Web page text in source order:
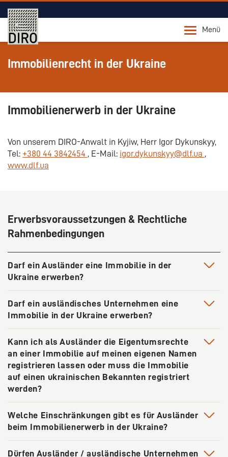
Menü
Immobilienrecht in der Ukraine
Immobilienerwerb in der Ukraine
Von unserem DIRO-Anwalt in Kyjiw, Herr Igor Dykunskyy,
Tel: +380 44 3842454 , E-Mail: igor.dykunskyy@dlf.ua ,
www.dlf.ua
Erwerbsvoraussetzungen & Rechtliche
Rahmenbedingungen
Darf ein Ausländer eine Immobilie in der
Ukraine erwerben?
keine Einschränkungen für Ausländer und ausländische
Unternehmen beim Immobilienerwerb in der Ukraine.
sich rechtmäßig in der Ukraine aufhalten, genießen
beinahe dieselben Rechte und Freiheiten beim
Immobilienerwerb in der Ukraine wie ukrainische Bürger
– unter Vorbehalt von einigen gesetzlich vorgesehenen
Ausnahmen.
Darf ein ausländisches Unternehmen eine
Immobilie in der Ukraine erwerben?
in der Ukraine erwerben. Dafür muss es sich bei den
zuständigen ukrainischen Steuerbehörden registrieren
und die entsprechende Bescheinigung erhalten.
Zur Bezahlung einer zu erwerbenden Immobilie muss
Kann ich als Ausländer die Eigentumsrechte
an einer Immobilie auf meinen eigenen Namen
registrieren lassen oder muss die Immobilie
auf einen ukrainischen Bekannten registriert
werden?
(100%) Eigentumsrechte auf eine von ihm erworbene
Immobilie auf sich registrieren zu lassen. Wenn es
zweckmäßig erachtet wird, kann eine von ihm
Welche Einschränkungen gibt es für Ausländer
beim Immobilienerwerb in der Ukraine?
Dürfen Ausländer / ausländische Unternehmen